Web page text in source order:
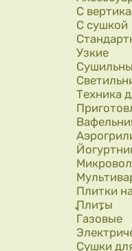
С
С сушкой
Узкие
Техника
Плитки
Плиты
Газовые
Сушки